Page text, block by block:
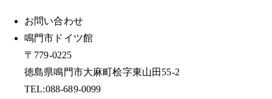
お問い合わせ
鳴門市ドイツ館
〒779-0225
徳島県鳴門市大麻町桧字東山田55-2
TEL:088-689-0099